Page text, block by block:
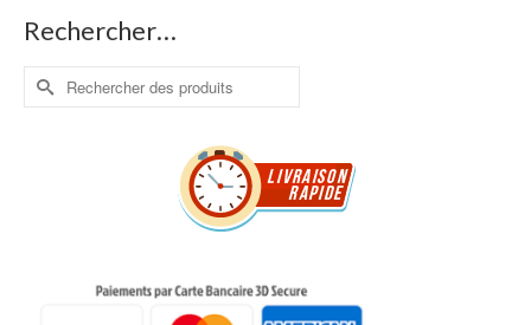
Rechercher…
Rechercher :